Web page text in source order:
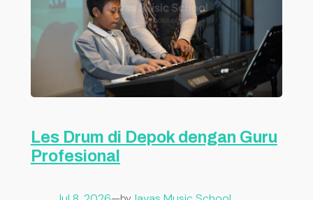
Les Drum di Depok dengan Guru
Profesional